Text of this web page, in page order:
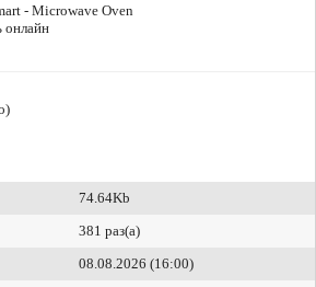
- Microwave Oven
онлайн
74.64Kb
381 раз(а)
08.08.2026 (16:00)